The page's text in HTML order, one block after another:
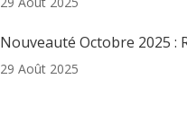
Nouveauté Octobre 2025 :
29 Août 2025